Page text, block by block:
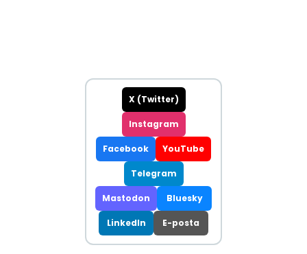
X (Twitter)
Instagram
Facebook YouTube
Telegram
Mastodon Bluesky
LinkedIn E-posta